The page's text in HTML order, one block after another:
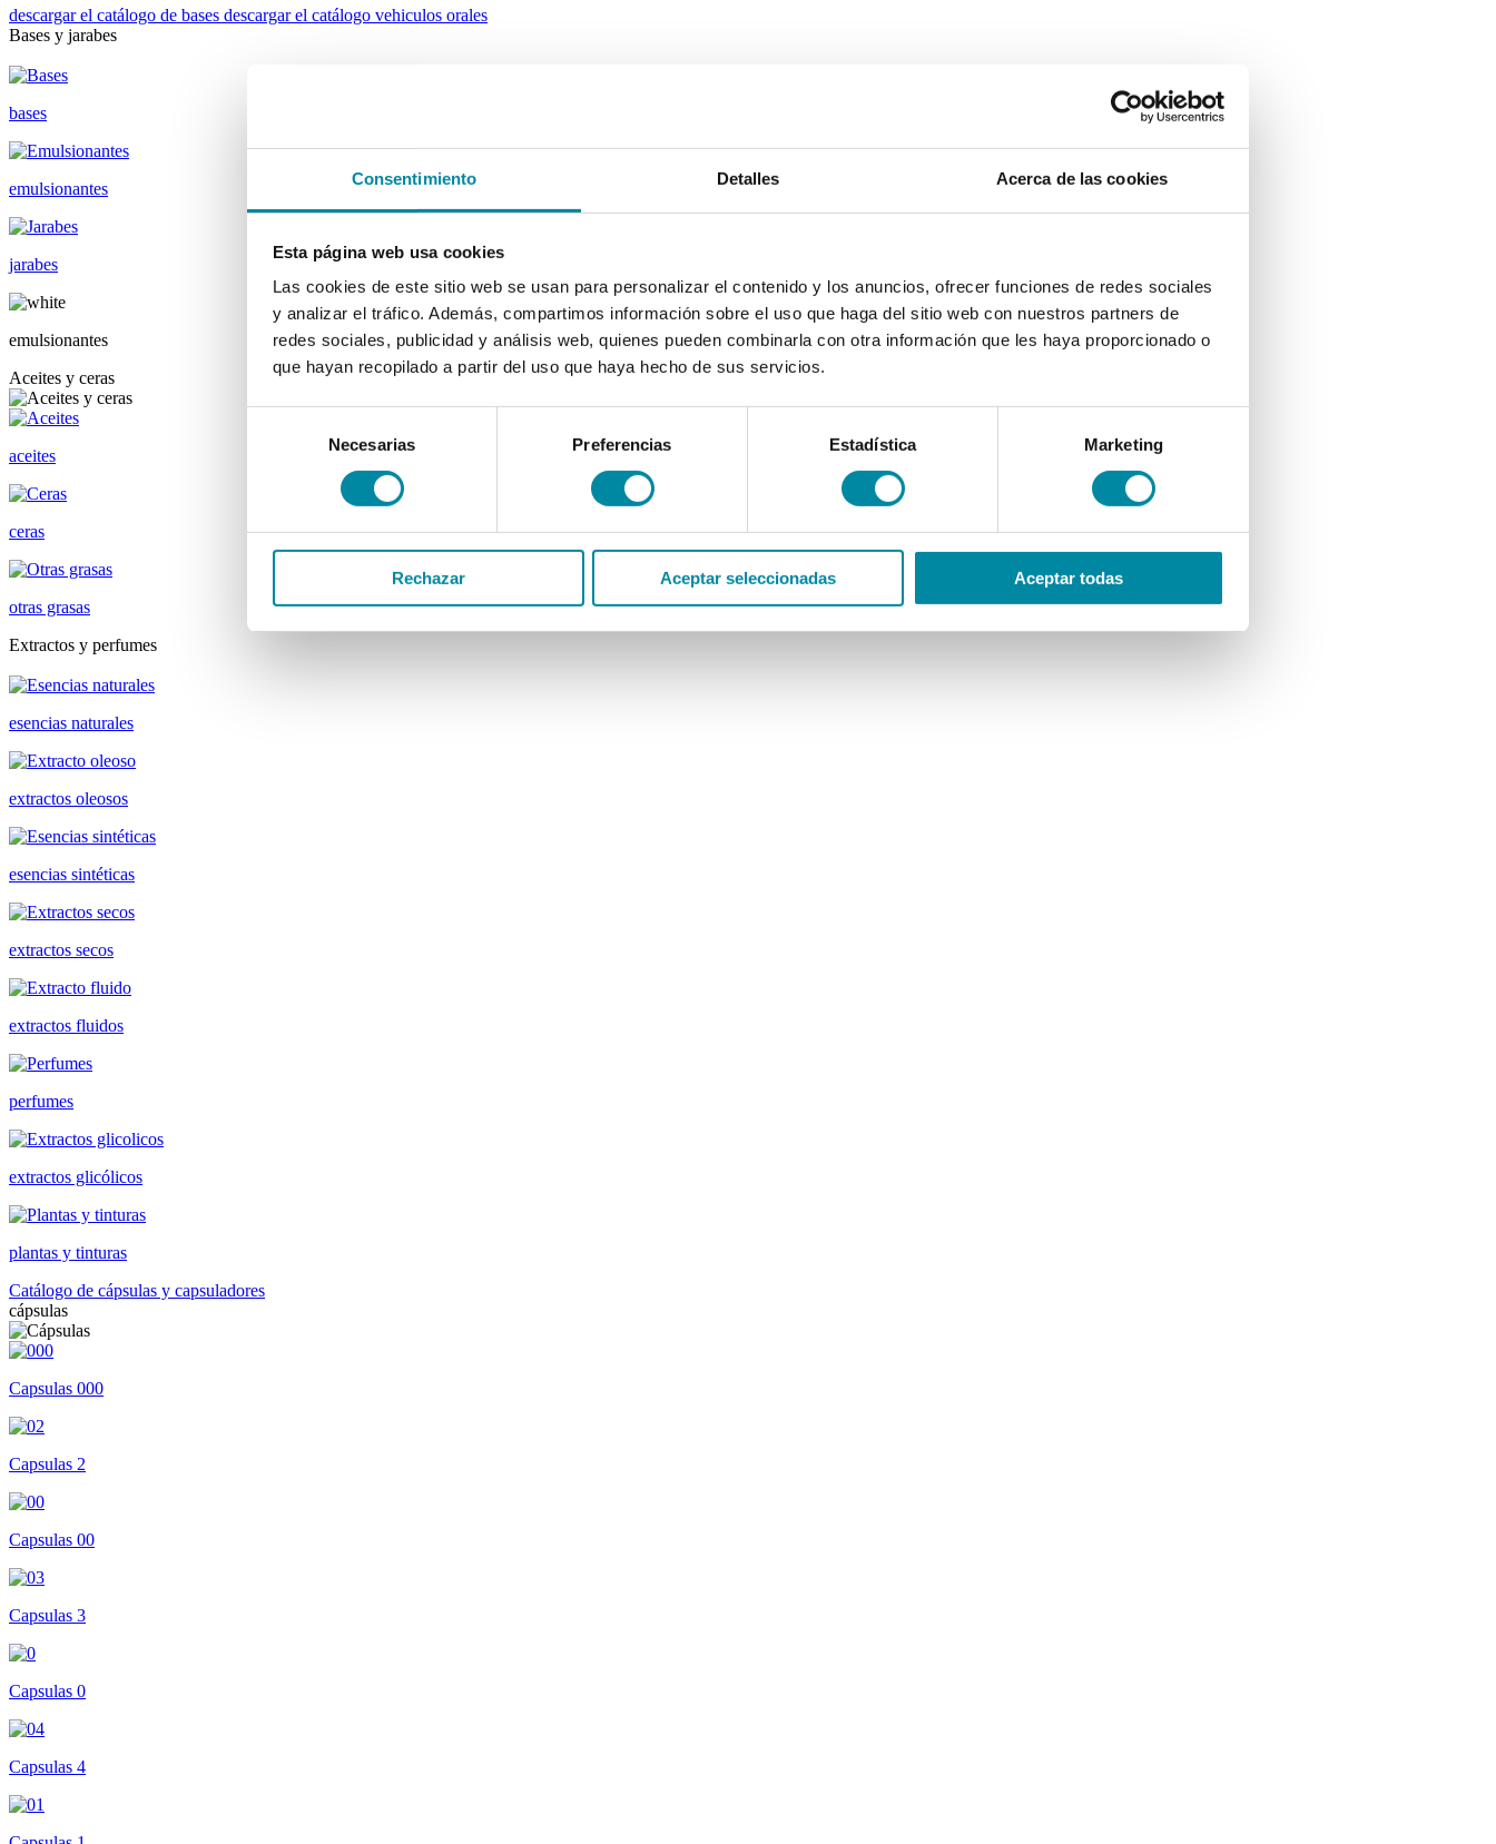
Consentimiento Detalles Acerca de las cookies
Esta página web usa cookies
Las cookies de este sitio web se usan para personalizar el contenido y los anuncios, ofrecer funciones de redes sociales
y analizar el tráfico. Además, compartimos información sobre el uso que haga del sitio web con nuestros partners de
redes sociales, publicidad y análisis web, quienes pueden combinarla con otra información que les haya proporcionado o
que hayan recopilado a partir del uso que haya hecho de sus servicios.
consentimiento
Necesarias Preferencias Estadística Marketing
Rechazar Aceptar seleccionadas Aceptar todas
descargar el catálogo de bases descargar el catálogo vehiculos orales
Bases y jarabes
bases
emulsionantes
jarabes
emulsionantes
Aceites y ceras
aceites
ceras
otras grasas
Extractos y perfumes
esencias naturales
extractos oleosos
esencias sintéticas
extractos secos
extractos fluidos
perfumes
extractos glicólicos
plantas y tinturas
Catálogo de cápsulas y capsuladores
cápsulas
Capsulas 000
Capsulas 2
Capsulas 00
Capsulas 3
Capsulas 0
Capsulas 4